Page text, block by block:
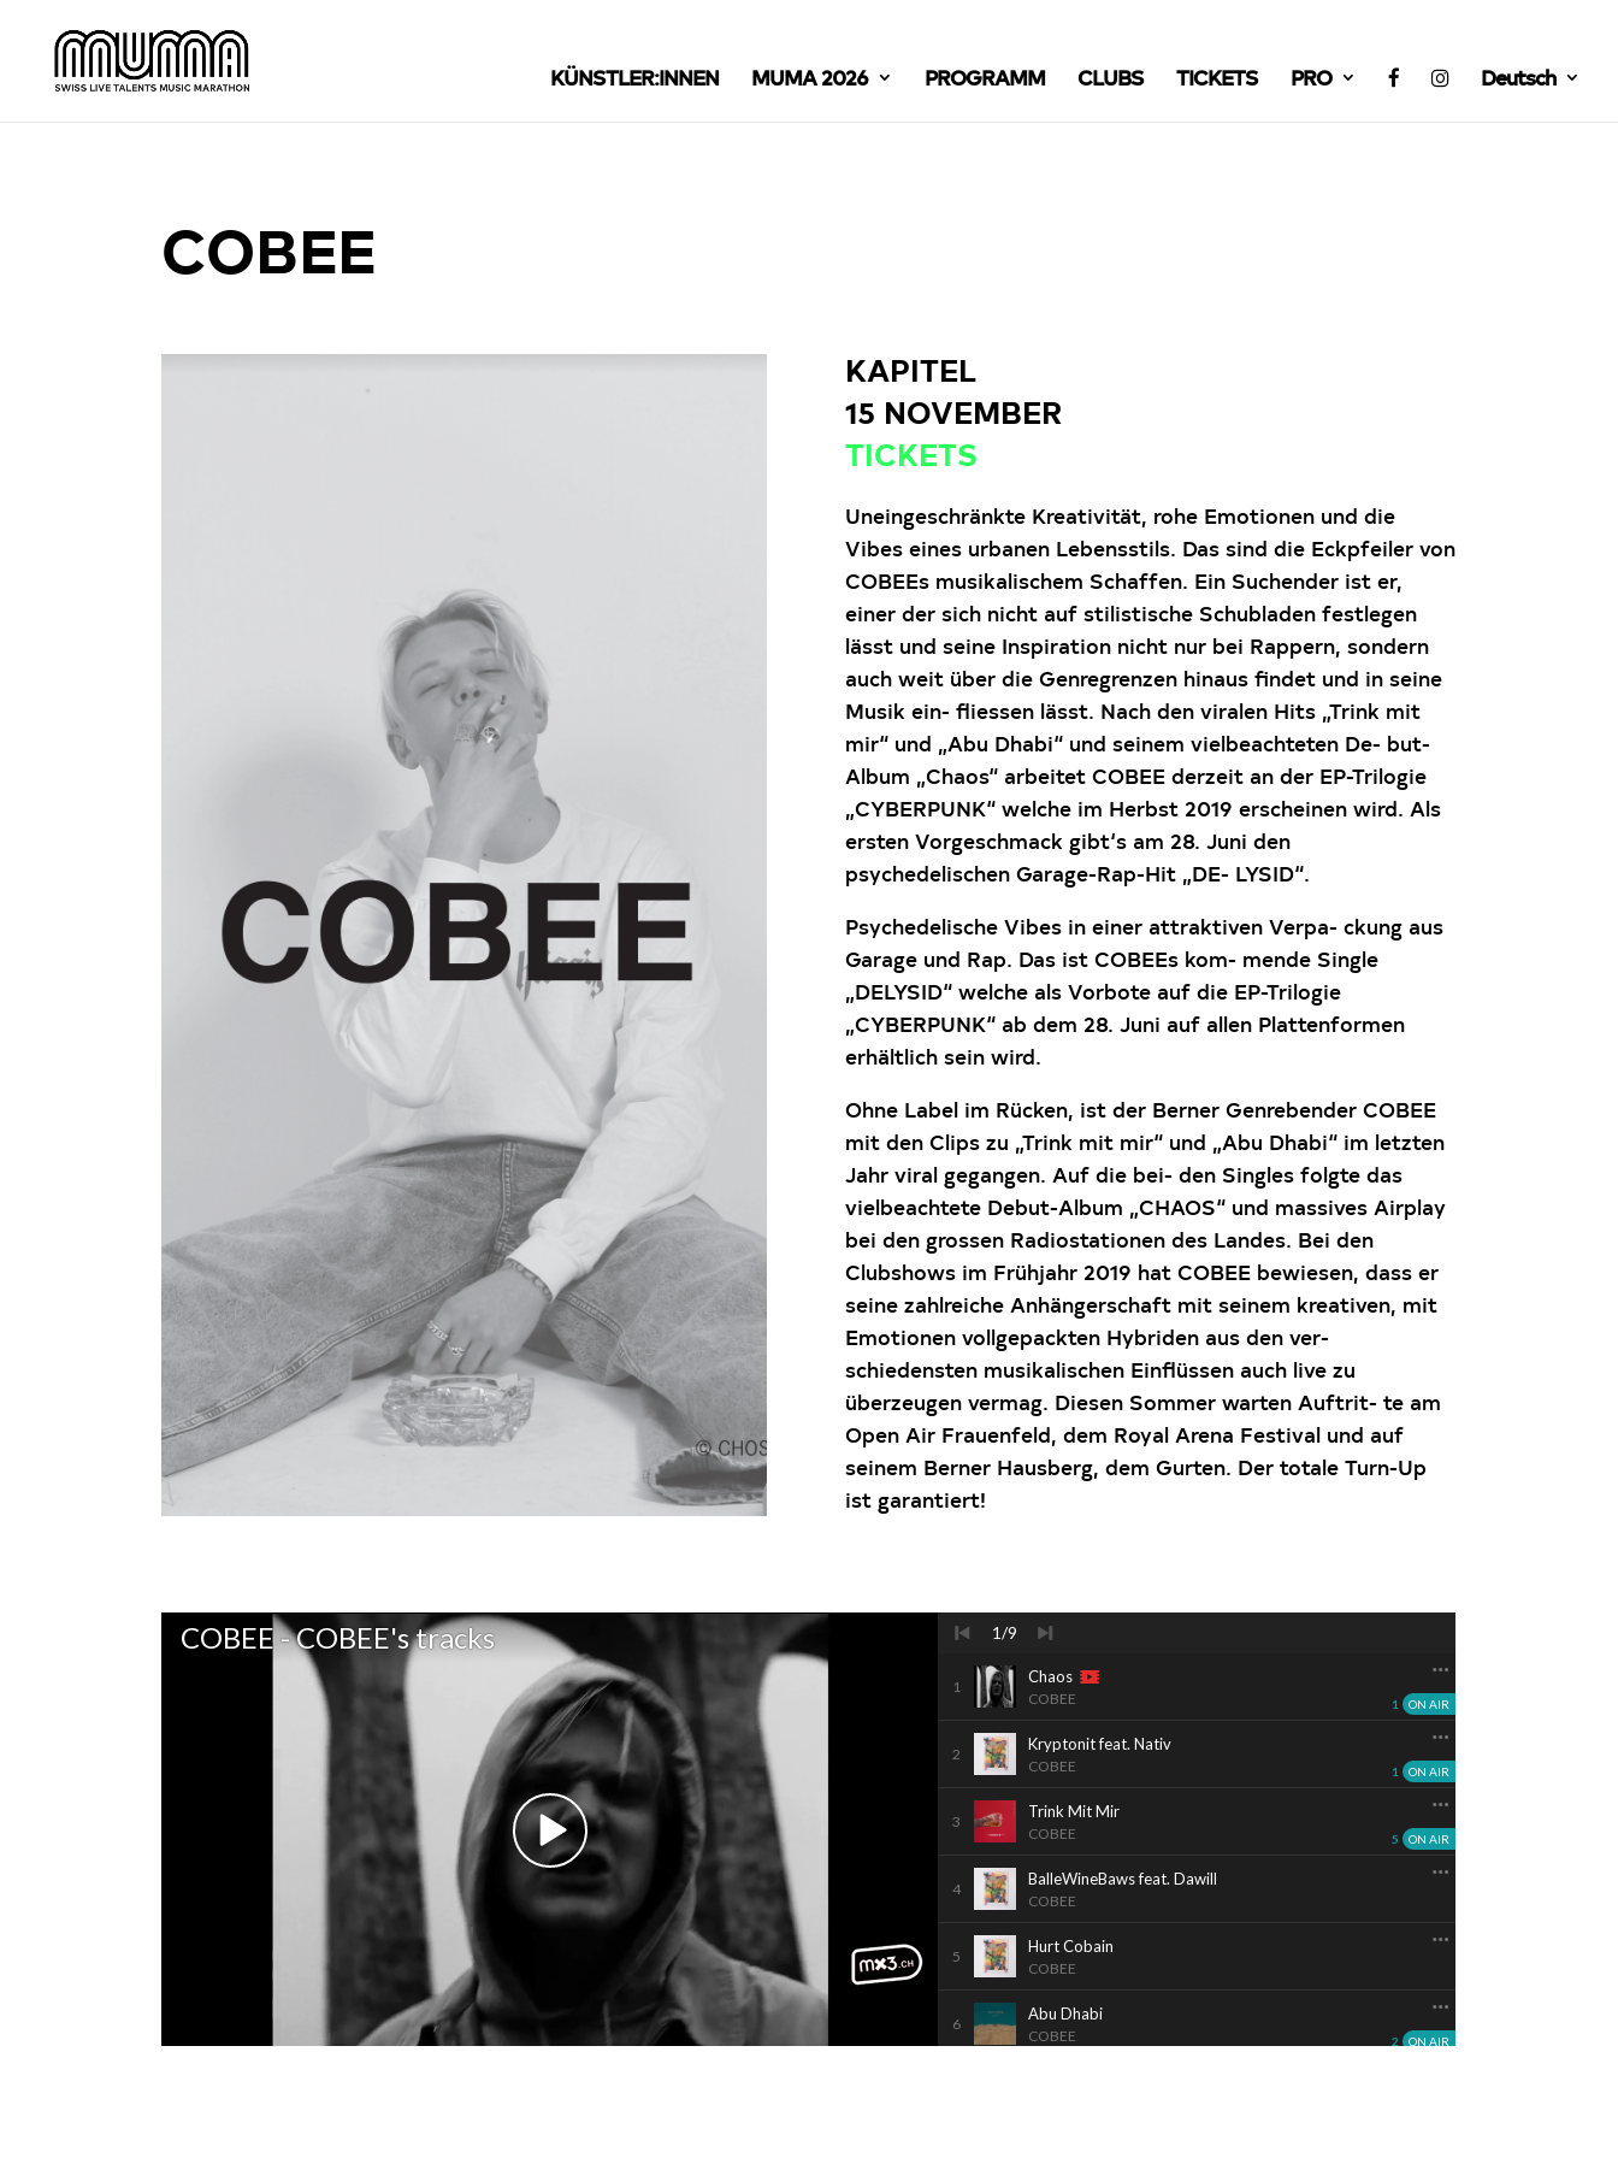
KÜNSTLER:INNEN MUMA 2026 PROGRAMM CLUBS TICKETS PRO Deutsch
COBEE
KAPITEL
15 NOVEMBER
TICKETS
Uneingeschränkte Kreativität, rohe Emotionen und die
Vibes eines urbanen Lebensstils. Das sind die Eckpfeiler von
COBEEs musikalischem Schaffen. Ein Suchender ist er,
einer der sich nicht auf stilistische Schubladen festlegen
lässt und seine Inspiration nicht nur bei Rappern, sondern
auch weit über die Genregrenzen hinaus findet und in seine
Musik ein- fliessen lässt. Nach den viralen Hits „Trink mit
mir“ und „Abu Dhabi“ und seinem vielbeachteten De- but-
Album „Chaos“ arbeitet COBEE derzeit an der EP-Trilogie
„CYBERPUNK“ welche im Herbst 2019 erscheinen wird. Als
ersten Vorgeschmack gibt‘s am 28. Juni den
psychedelischen Garage-Rap-Hit „DE- LYSID“.
Psychedelische Vibes in einer attraktiven Verpa- ckung aus
Garage und Rap. Das ist COBEEs kom- mende Single
„DELYSID“ welche als Vorbote auf die EP-Trilogie
„CYBERPUNK“ ab dem 28. Juni auf allen Plattenformen
erhältlich sein wird.
Ohne Label im Rücken, ist der Berner Genrebender COBEE
mit den Clips zu „Trink mit mir“ und „Abu Dhabi“ im letzten
Jahr viral gegangen. Auf die bei- den Singles folgte das
vielbeachtete Debut-Album „CHAOS“ und massives Airplay
bei den grossen Radiostationen des Landes. Bei den
Clubshows im Frühjahr 2019 hat COBEE bewiesen, dass er
seine zahlreiche Anhängerschaft mit seinem kreativen, mit
Emotionen vollgepackten Hybriden aus den ver-
schiedensten musikalischen Einflüssen auch live zu
überzeugen vermag. Diesen Sommer warten Auftrit- te am
Open Air Frauenfeld, dem Royal Arena Festival und auf
seinem Berner Hausberg, dem Gurten. Der totale Turn-Up
ist garantiert!